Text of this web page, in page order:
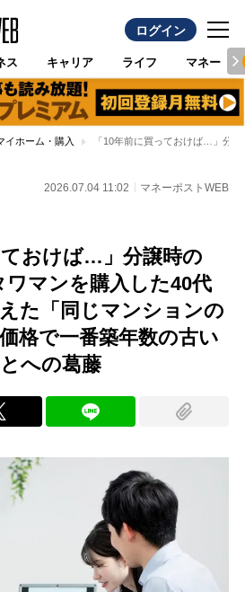
ログイン
ス キャリア ライフ マネー
イホーム・購入 「10年前に買っておけば…」分
2026.07.04 11:02 マネーポストWEB
ておけば…」分譲時の
ワマンを購入した40代
た「同じマンションの
格で一番築年数の古い
への葛藤